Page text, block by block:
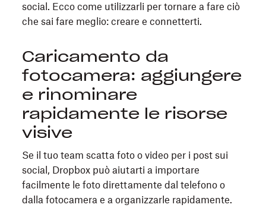
social. Ecco come utilizzarli per tornare a fare ciò
che sai fare meglio: creare e connetterti.
Caricamento da
fotocamera: aggiungere
e rinominare
rapidamente le risorse
visive
Se il tuo team scatta foto o video per i post sui
social, Dropbox può aiutarti a importare
facilmente le foto direttamente dal telefono o
dalla fotocamera e a organizzarle rapidamente.